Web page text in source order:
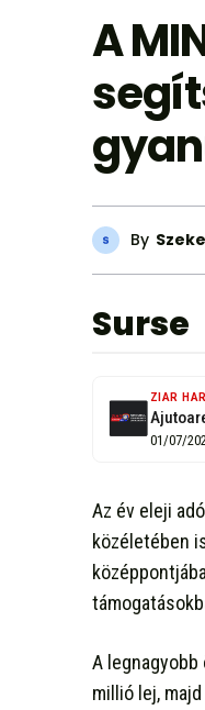
A
By
Surse
ZIAR
01/07/
Az év eleji
közéletében
A legnagyobb
millió lej,